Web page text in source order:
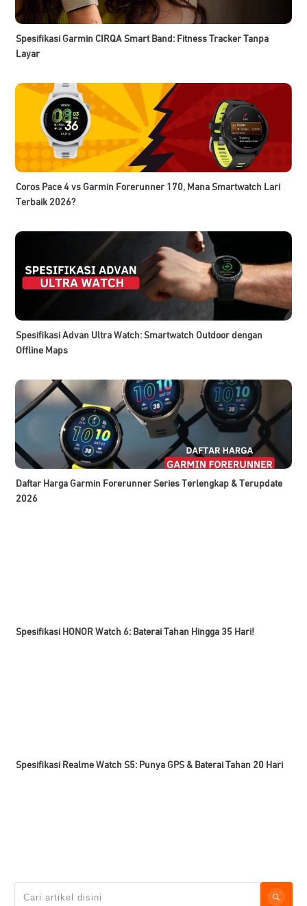
Spesifikasi Garmin CIRQA Smart Band: Fitness Tracker Tanpa
Layar
Coros Pace 4 vs Garmin Forerunner 170, Mana Smartwatch Lari
Terbaik 2026?
Spesifikasi Advan Ultra Watch: Smartwatch Outdoor dengan
Offline Maps
Daftar Harga Garmin Forerunner Series Terlengkap & Terupdate
2026
Spesifikasi HONOR Watch 6: Baterai Tahan Hingga 35 Hari!
Spesifikasi Realme Watch S5: Punya GPS & Baterai Tahan 20 Hari